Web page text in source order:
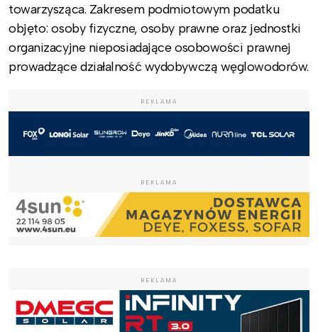
towarzysząca. Zakresem podmiotowym podatku
objęto: osoby fizyczne, osoby prawne oraz jednostki
organizacyjne nieposiadające osobowości prawnej
prowadzące działalność wydobywczą węglowodorów.
REKLAMA
REKLAMA
REKLAMA